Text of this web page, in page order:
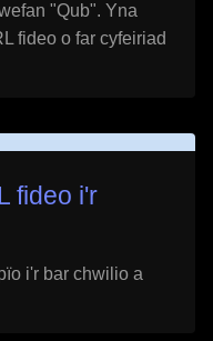
"Qub". Yna
fideo o far cyfeiriad
fideo i'r
i'r bar chwilio a